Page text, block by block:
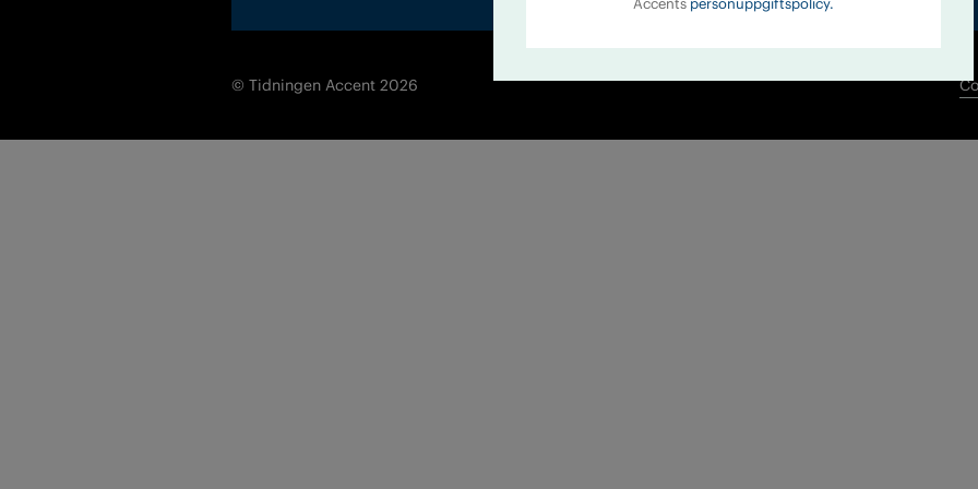
© Tidningen Accent 2026
Accents personuppgiftspolicy.